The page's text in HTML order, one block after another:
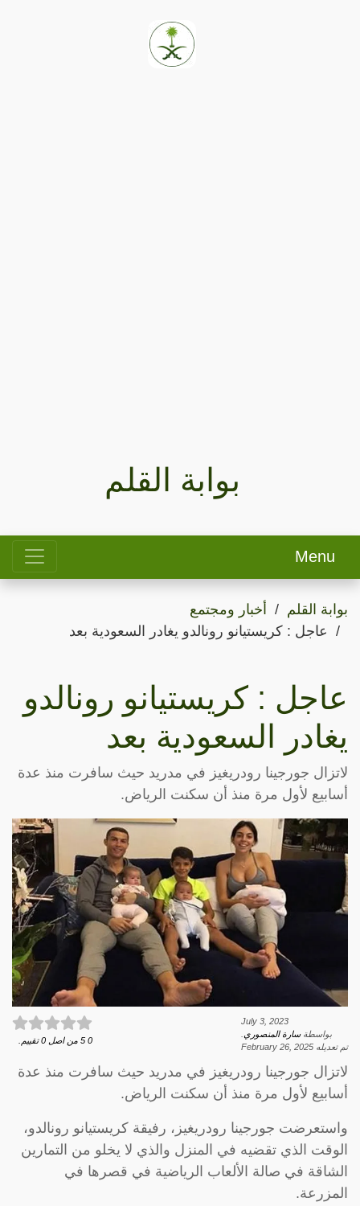
بوابة القلم
Menu
بوابة القلم
أخبار ومجتمع
عاجل : كريستيانو رونالدو يغادر السعودية بعد
عاجل : كريستيانو رونالدو
يغادر السعودية بعد
لاتزال جورجينا رودريغيز في مدريد حيث سافرت منذ عدة
أسابيع لأول مرة منذ أن سكنت الرياض.
July 3, 2023
بواسطةسارة المنصوري
تم تعديله February 26, 2025
0
5 من اصل 0 تقييم.
لاتزال جورجينا رودريغيز في مدريد حيث سافرت منذ عدة
أسابيع لأول مرة منذ أن سكنت الرياض.
واستعرضت جورجينا رودريغيز، رفيقة كريستيانو رونالدو،
الوقت الذي تقضيه في المنزل والذي لا يخلو من التمارين
الشاقة في صالة الألعاب الرياضية في قصرها في
المزرعة.